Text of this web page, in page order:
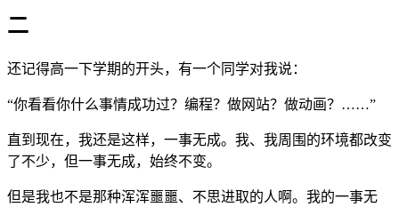
二
还记得高一下学期的开头，有一个同学对我说：
“你看看你什么事情成功过？编程？做网站？做动画？……”
直到现在，我还是这样，一事无成。我、我周围的环境都改变
了不少，但一事无成，始终不变。
但是我也不是那种浑浑噩噩、不思进取的人啊。我的一事无